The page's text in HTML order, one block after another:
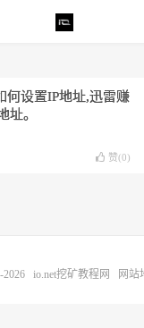
何设置IP地址,迅雷赚
址。
赞(0)
2026 io.net挖矿教程网 网站